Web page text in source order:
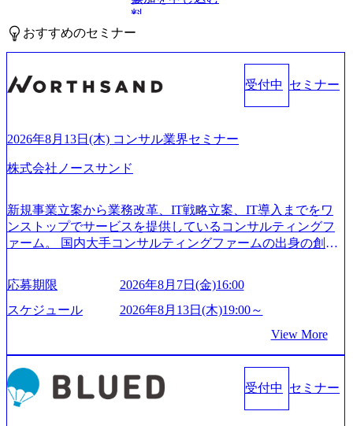
料
おすすめのセミナー
受付中 セミナー
2026年8月13日(木) コンサル業界セミナー
株式会社ノースサンド
新規事業立案から業務改革、IT戦略立案、IT導入までをワ
ンストップでサービスを提供しているコンサルティングフ
ァーム。 国内大手コンサルティングファームの出身の創業
もっと自由に誠実に提案できる会社をつくりたい」「胸を
張って会社が好きだと言えるような家族的な組織をつくり
たい」という想いで会社を設立 PwC・アクセンチュアとい
社出身者など、様々な経歴の社員が活躍しており、働きや
すく魅力的な環境が整っているため、定着率が高いことか
ら「働きがいのある会社」に4年連続ベストカンパニーに選
出されている。 残業時間は平均30時間程度 事業/IT戦略立案
や各種プロジェクトマネジメント、最先端テクノロジーの
応募期限
2026年8月7日(金)16:00
スケジュール
2026年8月13日(木)19:00～
View More
受付中 セミナー